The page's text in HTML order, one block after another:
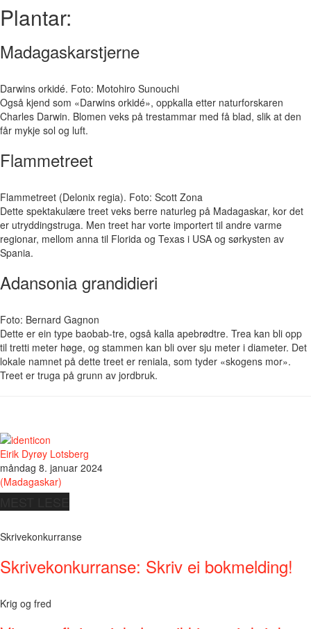
Plantar:
Madagaskarstjerne
Darwins orkidé. Foto: Motohiro Sunouchi
Også kjend som «Darwins orkidé», oppkalla etter naturforskaren
Charles Darwin. Blomen veks på trestammar med få blad, slik at den
får mykje sol og luft.
Flammetreet
Flammetreet (Delonix regia). Foto: Scott Zona
Dette spektakulære treet veks berre naturleg på Madagaskar, kor det
er utryddingstruga. Men treet har vorte importert til andre varme
regionar, mellom anna til Florida og Texas i USA og sørkysten av
Spania.
Adansonia grandidieri
Foto: Bernard Gagnon
Dette er ein type baobab-tre, også kalla apebrødtre. Trea kan bli opp
til tretti meter høge, og stammen kan bli over sju meter i diameter. Det
lokale namnet på dette treet er reniala, som tyder «skogens mor».
Treet er truga på grunn av jordbruk.
Eirik Dyrøy Lotsberg
måndag 8. januar 2024
(Madagaskar)
Skrivekonkurranse
Skrivekonkurranse: Skriv ei bokmelding!
Krig og fred